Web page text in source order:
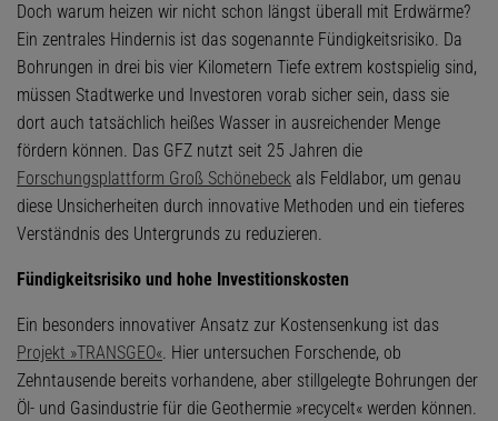
Doch warum heizen wir nicht schon längst überall mit Erdwärme?
Ein zentrales Hindernis ist das sogenannte Fündigkeitsrisiko. Da
Bohrungen in drei bis vier Kilometern Tiefe extrem kostspielig sind,
müssen Stadtwerke und Investoren vorab sicher sein, dass sie
dort auch tatsächlich heißes Wasser in ausreichender Menge
fördern können. Das GFZ nutzt seit 25 Jahren die
Forschungsplattform Groß Schönebeck als Feldlabor, um genau
diese Unsicherheiten durch innovative Methoden und ein tieferes
Verständnis des Untergrunds zu reduzieren.
Fündigkeitsrisiko und hohe Investitionskosten
Ein besonders innovativer Ansatz zur Kostensenkung ist das
Projekt »TRANSGEO«. Hier untersuchen Forschende, ob
Zehntausende bereits vorhandene, aber stillgelegte Bohrungen der
Öl- und Gasindustrie für die Geothermie »recycelt« werden können.